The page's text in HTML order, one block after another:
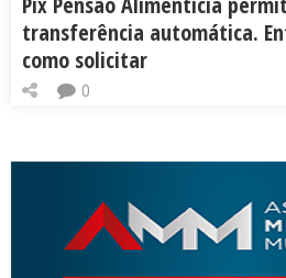
transferência automática.
como solicitar
0